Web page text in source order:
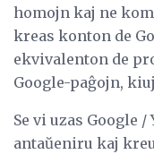
homojn kaj ne
kreas konton de
ekvivalenton de
Google-paĝojn,
Se vi uzas Google
antaŭeniru kaj